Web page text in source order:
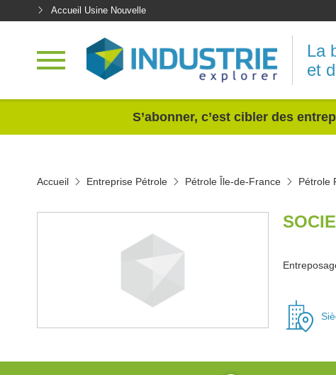
Accueil Usine Nouvelle
La
et
S’abonner, c’est cibler des
Accueil Entreprise Pétrole Pétrole Île-de-France Pétrole